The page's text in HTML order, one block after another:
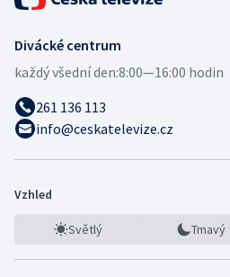
Divácké centrum
každý všední den:8:00—16:00 hodin
261 136 113
info@ceskatelevize.cz
Vzhled
Světlý Tmavý